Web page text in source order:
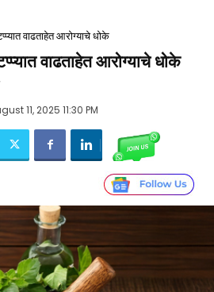
वाढताहेत आरोग्याचे धोके
वाढताहेत आरोग्याचे धोके
11, 2025 11:30 PM